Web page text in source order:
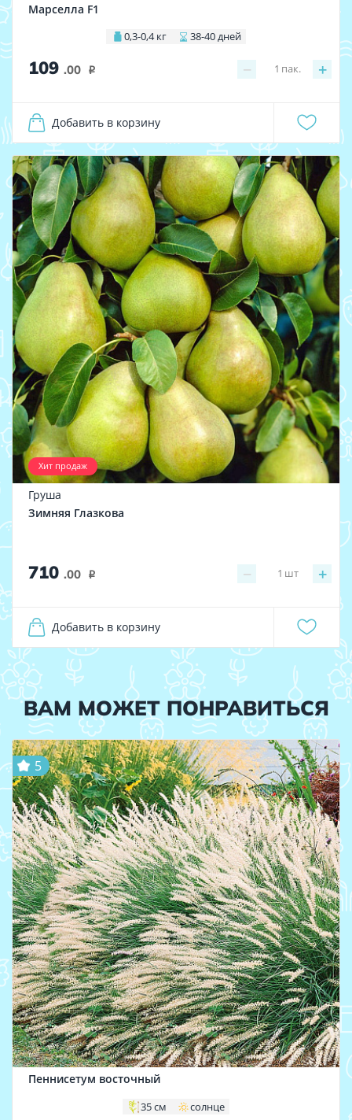
Марселла F1
0,3-0,4 кг 38-40 дней
109 .00 i − +
1 пак.
Добавить в корзину
Хит продаж
Груша
Зимняя Глазкова
710 .00 i − +
1 шт
Добавить в корзину
ВАМ МОЖЕТ ПОНРАВИТЬСЯ
5
Пеннисетум восточный
35 см солнце